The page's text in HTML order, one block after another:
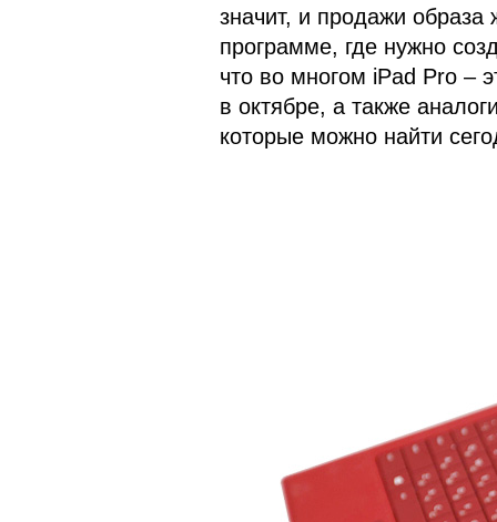
значит, и продажи образа
программе, где нужно
что во многом iPad Pro –
в октябре, а также
которые можно найти